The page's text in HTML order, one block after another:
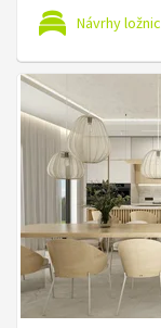
Návrhy ložnic